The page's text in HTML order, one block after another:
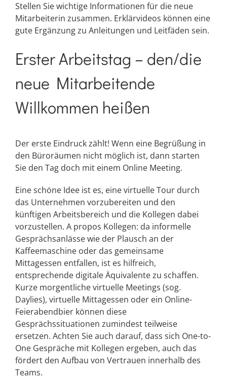
Stellen Sie wichtige Informationen für die neue
Mitarbeiterin zusammen. Erklärvideos können eine
gute Ergänzung zu Anleitungen und Leitfäden sein.
Erster Arbeitstag – den/die
neue Mitarbeitende
Willkommen heißen
Der erste Eindruck zählt! Wenn eine Begrüßung in
den Büroräumen nicht möglich ist, dann starten
Sie den Tag doch mit einem Online Meeting.
Eine schöne Idee ist es, eine virtuelle Tour durch
das Unternehmen vorzubereiten und den
künftigen Arbeitsbereich und die Kollegen dabei
vorzustellen. A propos Kollegen: da informelle
Gesprächsanlässe wie der Plausch an der
Kaffeemaschine oder das gemeinsame
Mittagessen entfallen, ist es hilfreich,
entsprechende digitale Äquivalente zu schaffen.
Kurze morgentliche virtuelle Meetings (sog.
Daylies), virtuelle Mittagessen oder ein Online-
Feierabendbier können diese
Gesprächssituationen zumindest teilweise
ersetzen. Achten Sie auch darauf, dass sich One-to-
One Gespräche mit Kollegen ergeben, auch das
fördert den Aufbau von Vertrauen innerhalb des
Teams.